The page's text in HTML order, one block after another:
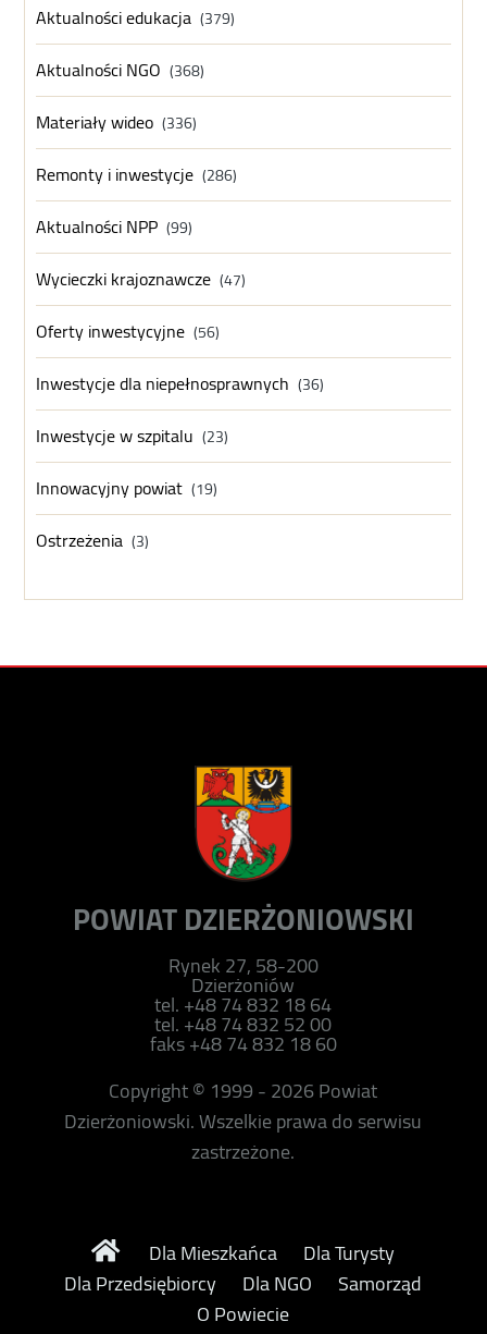
Aktualności edukacja (379)
Aktualności NGO (368)
Materiały wideo (336)
Remonty i inwestycje (286)
Aktualności NPP (99)
Wycieczki krajoznawcze (47)
Oferty inwestycyjne (56)
Inwestycje dla niepełnosprawnych (36)
Inwestycje w szpitalu (23)
Innowacyjny powiat (19)
Ostrzeżenia (3)
POWIAT DZIERŻONIOWSKI
Rynek 27, 58-200
Dzierżoniów
tel. +48 74 832 18 64
tel. +48 74 832 52 00
faks +48 74 832 18 60
Copyright © 1999 - 2026 Powiat
Dzierżoniowski. Wszelkie prawa do serwisu
zastrzeżone.
Dla Mieszkańca
Dla Turysty
Dla Przedsiębiorcy
Dla NGO
Samorząd
O Powiecie